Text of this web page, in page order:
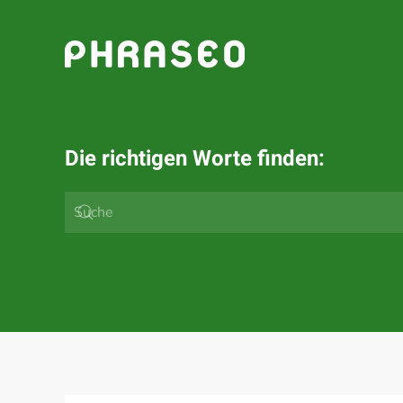
Zum Hauptinhalt springen
Die richtigen Worte finden: